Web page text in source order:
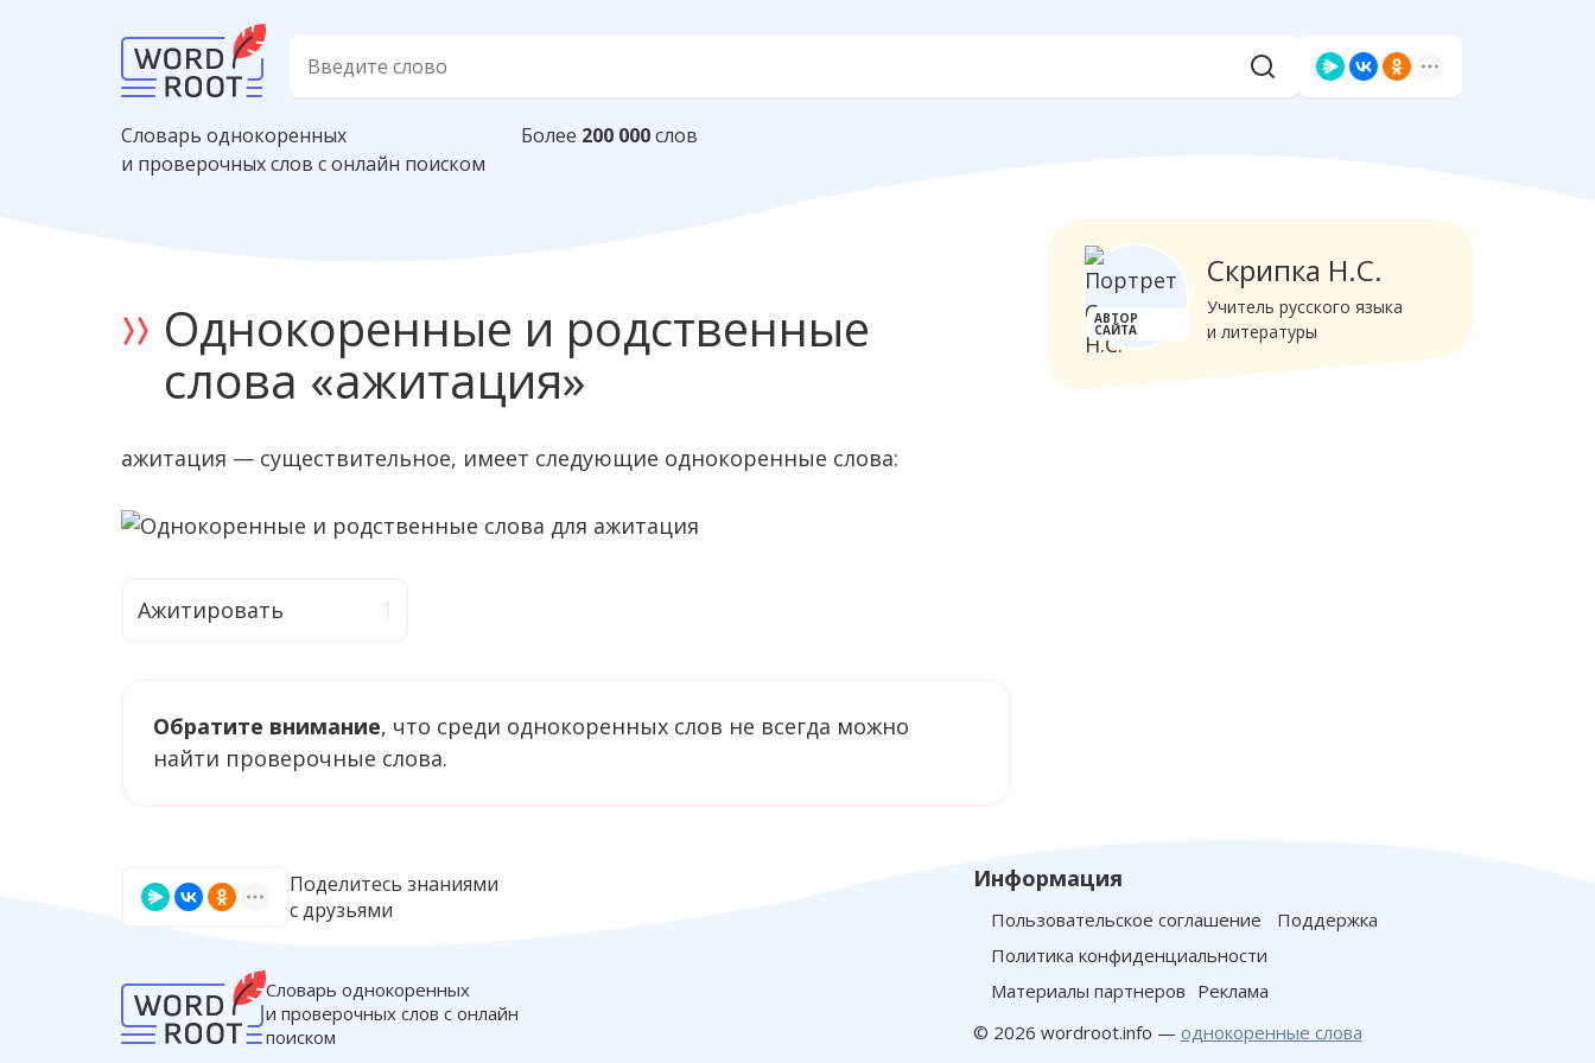
Словарь однокоренных
и проверочных слов с онлайн поиском
Более 200 000слов
Однокоренные и родственные
слова «ажитация»
ажитация — существительное, имеет следующие однокоренные слова:
Ажитировать
Обратите внимание, что среди однокоренных слов не всегда можно
найти проверочные слова.
АВТОР
САЙТА
Скрипка Н.С.
Учитель русского языка
и литературы
Словарь однокоренных
и проверочных слов с онлайн
поиском
Информация
Пользовательское соглашение
Поддержка
Политика конфиденциальности
Материалы партнеров Реклама
© 2026 wordroot.info — однокоренные слова
Поделитесь знаниями
с друзьями